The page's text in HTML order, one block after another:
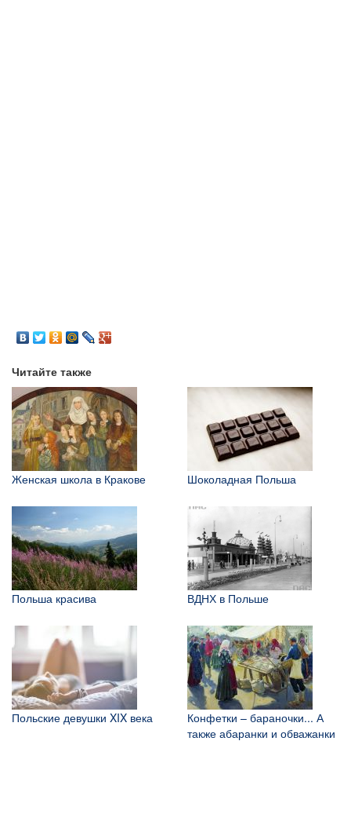
Читайте также
Женская школа в Кракове Шоколадная Польша
Польша красива ВДНХ в Польше
Польские девушки XIX века
Конфетки – бараночки... А
также абаранки и обважанки